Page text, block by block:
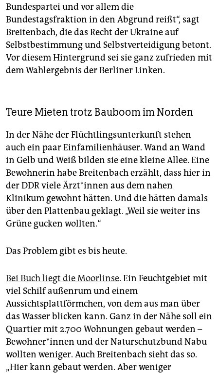
Bundespartei und vor allem die
Bundestagsfraktion in den Abgrund reißt“, sagt
Breitenbach, die das Recht der Ukraine auf
Selbstbestimmung und Selbstverteidigung betont.
Vor diesem Hintergrund sei sie ganz zufrieden mit
dem Wahlergebnis der Berliner Linken.
Teure Mieten trotz Bauboom im Norden
In der Nähe der Flüchtlingsunterkunft stehen
auch ein paar Einfamilienhäuser. Wand an Wand
in Gelb und Weiß bilden sie eine kleine Allee. Eine
Bewohnerin habe Breitenbach erzählt, dass hier in
der DDR viele Ärz­t*in­nen aus dem nahen
Klinikum gewohnt hätten. Und die hätten damals
über den Plattenbau geklagt. „Weil sie weiter ins
Grüne gucken wollten.“
Das Problem gibt es bis heute.
Bei Buch liegt die Moorlinse. Ein Feuchtgebiet mit
viel Schilf außenrum und einem
Aussichtsplattförmchen, von dem aus man über
das Wasser blicken kann. Ganz in der Nähe soll ein
Quartier mit 2.700 Wohnungen gebaut werden –
Be­woh­ne­r*in­nen und der Naturschutzbund Nabu
wollten weniger. Auch Breitenbach sieht das so.
„Hier kann gebaut werden. Aber weniger